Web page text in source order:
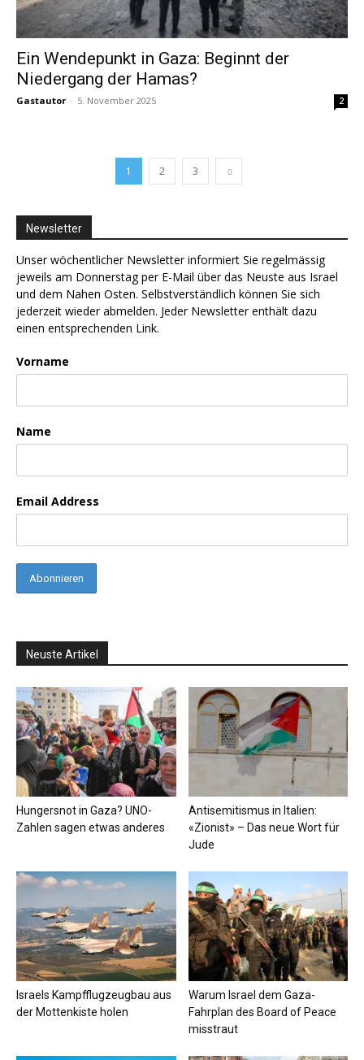
Ein Wendepunkt in Gaza: Beginnt der
Niedergang der Hamas?
Gastautor - 5. November 2025 2
1 2 3
Newsletter
Unser wöchentlicher Newsletter informiert Sie regelmässig
jeweils am Donnerstag per E-Mail über das Neuste aus Israel
und dem Nahen Osten. Selbstverständlich können Sie sich
jederzeit wieder abmelden. Jeder Newsletter enthält dazu
einen entsprechenden Link.
Vorname
Name
Email Address
Neuste Artikel
Hungersnot in Gaza? UNO-
Zahlen sagen etwas anderes
Antisemitismus in Italien:
«Zionist» – Das neue Wort für
Jude
Israels Kampfflugzeugbau aus
der Mottenkiste holen
Warum Israel dem Gaza-
Fahrplan des Board of Peace
misstraut